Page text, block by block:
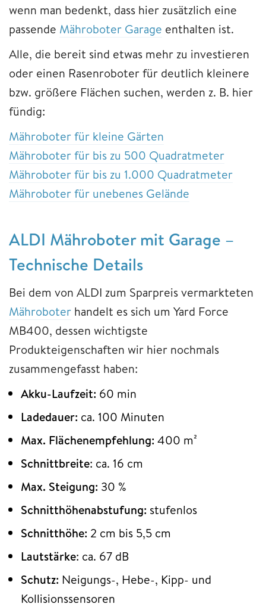
wenn man bedenkt, dass hier zusätzlich eine
passende Mähroboter Garage enthalten ist.
Alle, die bereit sind etwas mehr zu investieren
oder einen Rasenroboter für deutlich kleinere
bzw. größere Flächen suchen, werden z. B. hier
fündig:
Mähroboter für kleine Gärten
Mähroboter für bis zu 500 Quadratmeter
Mähroboter für bis zu 1.000 Quadratmeter
Mähroboter für unebenes Gelände
ALDI Mähroboter mit Garage –
Technische Details
Bei dem von ALDI zum Sparpreis vermarkteten
Mähroboter handelt es sich um Yard Force
MB400, dessen wichtigste
Produkteigenschaften wir hier nochmals
zusammengefasst haben:
Akku-Laufzeit: 60 min
Ladedauer: ca. 100 Minuten
Max. Flächenempfehlung: 400 m²
Schnittbreite: ca. 16 cm
Max. Steigung: 30 %
Schnitthöhenabstufung: stufenlos
Schnitthöhe: 2 cm bis 5,5 cm
Lautstärke: ca. 67 dB
Schutz: Neigungs-, Hebe-, Kipp- und
Kollisionssensoren